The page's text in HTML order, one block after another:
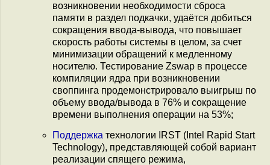
возникновении необходимости сброса
памяти в раздел подкачки, удаётся добиться
сокращения ввода-вывода, что повышает
скорость работы системы в целом, за счет
минимизации обращений к медленному
носителю. Тестирование Zswap в процессе
компиляции ядра при возникновении
своппинга продемонстрировало выигрыш по
объему ввода/вывода в 76% и сокращение
времени выполнения операции на 53%;
Поддержка технологии IRST (Intel Rapid Start
Technology), представляющей собой вариант
реализации спящего режима,